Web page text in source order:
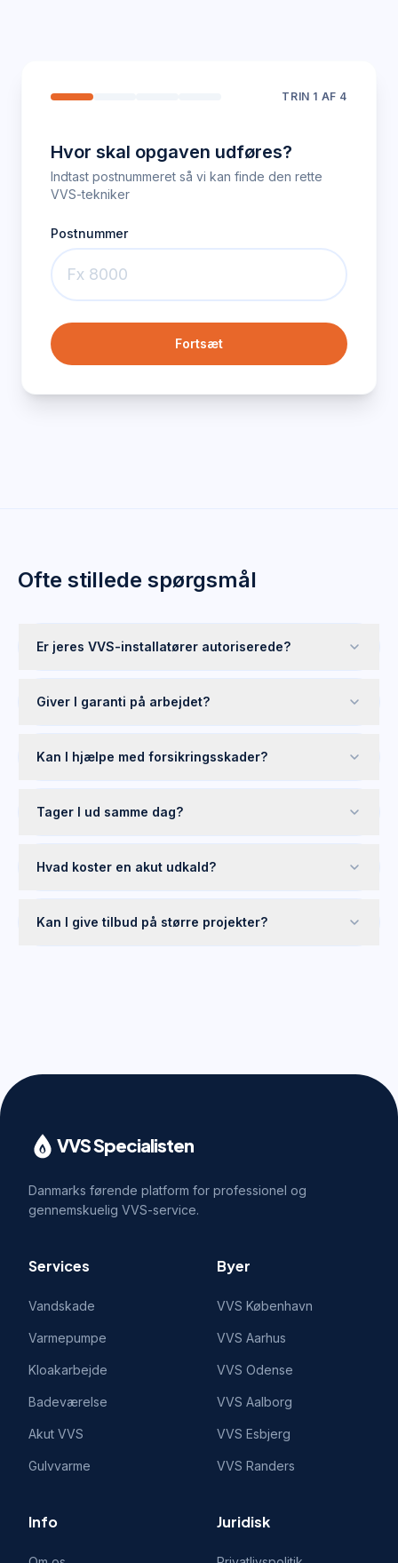
TRIN 1 AF 4
Hvor skal opgaven udføres?
Indtast postnummeret så vi kan finde den rette
VVS-tekniker
Postnummer
Fortsæt
Ofte stillede spørgsmål
Er jeres VVS-installatører autoriserede?
Giver I garanti på arbejdet?
Kan I hjælpe med forsikringsskader?
Tager I ud samme dag?
Hvad koster en akut udkald?
Kan I give tilbud på større projekter?
VVS Specialisten
Danmarks førende platform for professionel og
gennemskuelig VVS-service.
Services
Vandskade
Varmepumpe
Kloakarbejde
Badeværelse
Akut VVS
Gulvvarme
Byer
VVS København
VVS Aarhus
VVS Odense
VVS Aalborg
VVS Esbjerg
VVS Randers
Info Juridisk